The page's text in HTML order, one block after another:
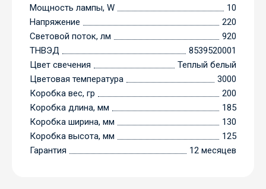
Мощность лампы, W
10
Напряжение
220
Световой поток, лм
920
ТНВЭД
8539520001
Цвет свечения
Теплый белый
Цветовая температура
3000
Коробка вес, гр
200
Коробка длина, мм
185
Коробка ширина, мм
130
Коробка высота, мм
125
Гарантия
12 месяцев